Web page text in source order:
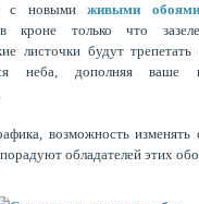
с новыми живыми обоями
кроне только что
листочки будут
неба, дополняя ваше
возможность изменять
обладателей этих